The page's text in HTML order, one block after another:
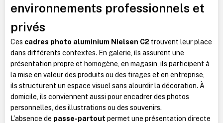
environnements professionnels et
privés
Ces cadres photo aluminium Nielsen C2 trouvent leur place
dans différents contextes. En galerie, ils assurent une
présentation propre et homogène, en magasin, ils participent à
la mise en valeur des produits ou des tirages et en entreprise,
ils structurent un espace visuel sans alourdir la décoration. À
domicile, ils conviennent aussi pour encadrer des photos
personnelles, des illustrations ou des souvenirs.
L’absence de passe-partout permet une présentation directe